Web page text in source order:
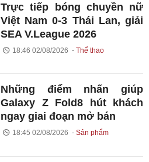
Trực tiếp bóng chuyền nữ
Việt Nam 0-3 Thái Lan, giải
SEA V.League 2026
18:46 02/08/2026 Thể thao
Những điểm nhấn giúp
Galaxy Z Fold8 hút khách
ngay giai đoạn mở bán
18:45 02/08/2026 Sản phẩm